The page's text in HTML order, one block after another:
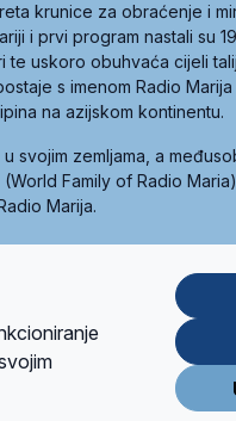
krunice za obraćenje i
i prvi program nastali su
te uskoro obuhvaća cijeli
s imenom Radio
na azijskom kontinentu.
svojim zemljama, a
Family of Radio
Marija.